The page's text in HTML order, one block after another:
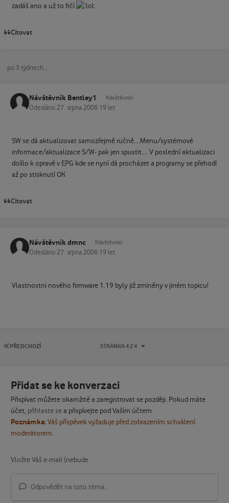
zadáš ano a už to frčí
Citovat
po 3 týdnech...
Návštěvník Bentley1 Návštěvníci
Odesláno 27. srpna 2006 19 let
SW se dá aktualizovat samozřejmě ručně....Menu/systémové
informace/aktualizace S/W- pak jen spustit.... V poslední aktualizaci
došlo k opravě v EPG kde se nyní dá procházet a programy se přehodí
až po stisknutí OK
Citovat
Návštěvník dmnc Návštěvníci
Odesláno 27. srpna 2006 19 let
Vlastnostni nového firmware 1.19 byly již zmíněny v jiném topicu!
PRVNÍ STRÁNKA
PŘEDCHOZÍ STRÁNKA 4 Z 4
Přidat se ke konverzaci
Přispívat můžete okamžitě a zaregistrovat se později. Pokud máte
účet, přihlaste sea přispívejte pod Vaším účtem.
Poznámka:Váš příspěvek vyžaduje před zobrazením schválení
moderátorem.
Odpovědět na toto téma...